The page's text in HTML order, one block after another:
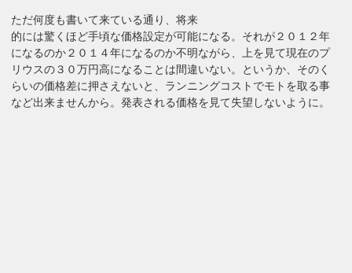
ただ何度も書いて来ている通り、将来
的には驚くほど手頃な価格設定が可能になる。それが２０１２年
になるのか２０１４年になるのか不明ながら、上を見て現在のプ
リウスの３０万円高になることは間違いない。というか、そのく
らいの価格差に押さえないと、ランニングコストでモトを取る事
など出来ませんから。発表される価格を見て失望しないように。